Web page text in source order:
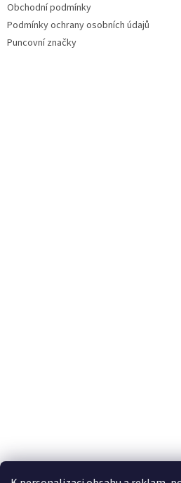
Obchodní podmínky
Podmínky ochrany osobních údajů
Puncovní značky